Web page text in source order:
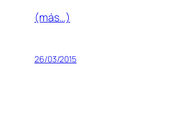
(más…)
26/03/2015